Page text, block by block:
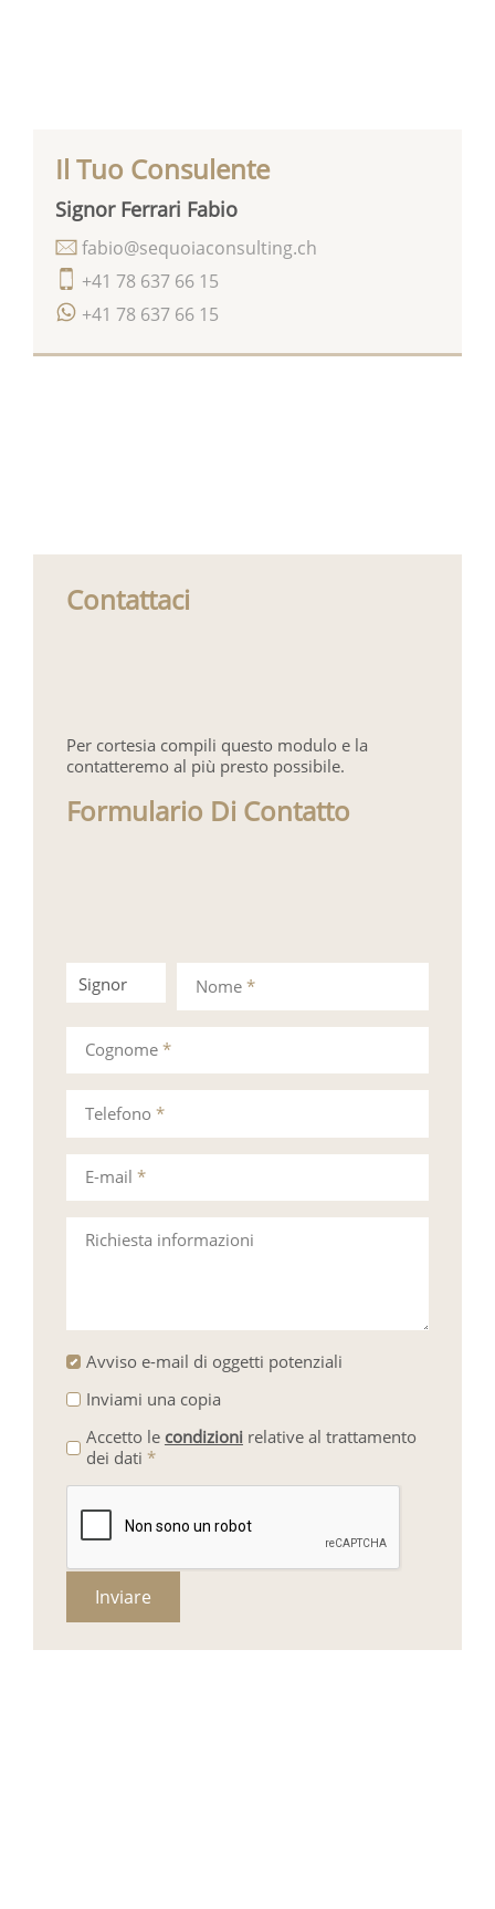
Il Tuo Consulente
Signor Ferrari Fabio
+41 78 637 66 15
+41 78 637 66 15
fabio@sequoiaconsulting.ch
Contattaci
Per cortesia compili questo modulo e la
contatteremo al più presto possibile.
Formulario Di Contatto
Signor Signora
Nome *
Telefono *
Richiesta informazioni
Cognome *
E-mail *
Avviso e-mail di oggetti potenziali
Inviami una copia
Accetto le condizionirelative al trattamento
dei dati *
Inviare